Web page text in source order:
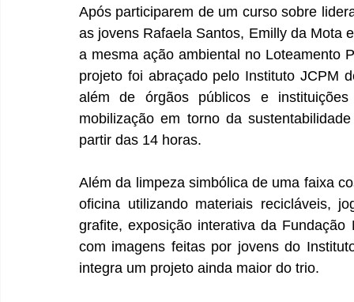
Após participarem de um curso sobre
as jovens Rafaela Santos, Emilly da Mota
a mesma ação ambiental no Loteamento
projeto foi abraçado pelo Instituto JCPM
além de órgãos públicos e instituições
mobilização em torno da
partir das 14 horas.
Além da limpeza simbólica de uma faixa
oficina utilizando materiais recicláveis,
grafite, exposição interativa da Fundação
com imagens feitas por jovens do
integra um projeto ainda maior do trio.